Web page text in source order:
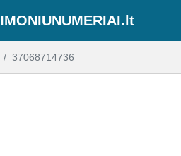
IMONIUNUMERIAI.lt
37068714736